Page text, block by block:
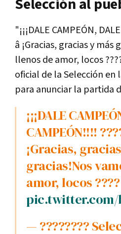
Selección al
"¡¡¡DALE CAMPEÓN,
â­ ¡Gracias, gracias y
llenos de amor, locos
oficial de la Selección
para anunciar la partida
¡¡¡DALE CAMPEÓN, DALE
CAMPEÓN!!!!
¡Gracias,
gracias!Nos
amor, locos ????
pic.twitter.com/
— ????????